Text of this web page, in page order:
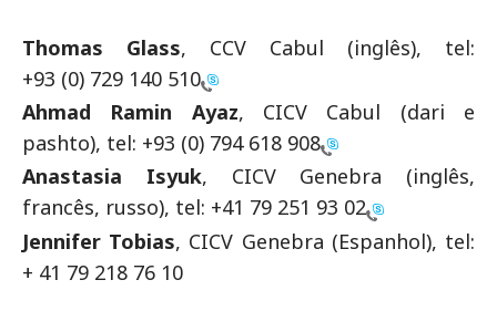
Thomas Glass, CCV Cabul (inglês), tel:
+93 (0) 729 140 510
Ahmad Ramin Ayaz, CICV Cabul (dari e
pashto), tel: +93 (0) 794 618 908
Anastasia Isyuk, CICV Genebra (inglês,
francês, russo), tel: +41 79 251 93 02
Jennifer Tobias, CICV Genebra (Espanhol), tel:
+ 41 79 218 76 10